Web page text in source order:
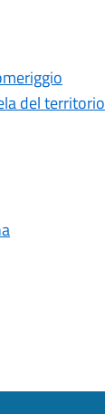
del territorio